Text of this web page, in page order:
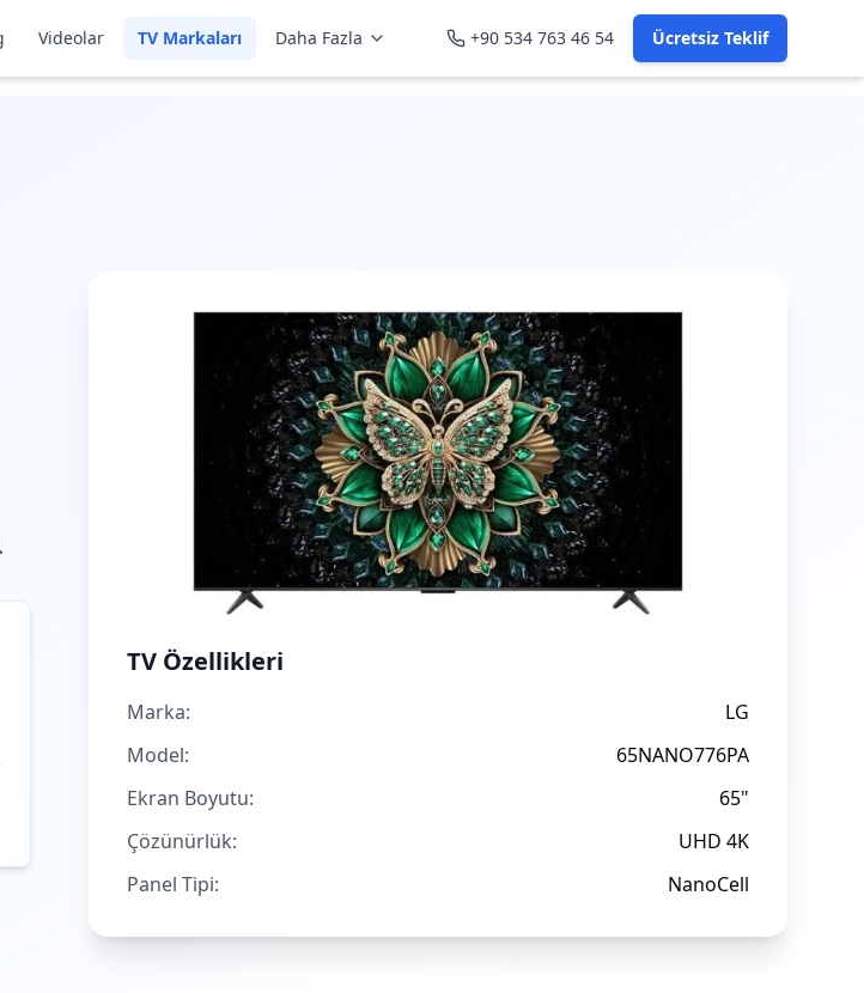
Videolar TV Markaları Daha Fazla +90 534 763 46 54 Ücretsiz Teklif
TV Özellikleri
Marka:
LG
Model:
65NANO776PA
Ekran Boyutu:
65"
Çözünürlük:
UHD 4K
Panel Tipi:
NanoCell